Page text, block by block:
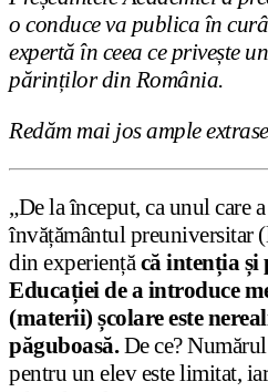
o conduce va publica în
expertă în ceea ce privește
părinților din România.
Redăm mai jos ample
„De la început, ca unul care
învățământul preuniversitar
din experiențăcă intenția
Educației de a introduce
(materii) școlare este
păguboasă.De ce? Numărul
pentru un elev este limitat,